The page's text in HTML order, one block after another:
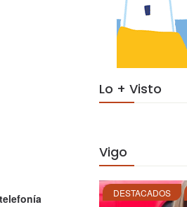
Lo + Visto
Vigo
DESTACADOS